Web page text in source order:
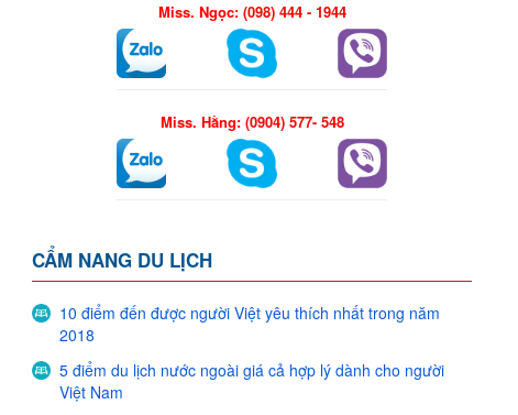
Miss. Ngọc: (098) 444 - 1944
Miss. Hằng: (0904) 577- 548
CẨM NANG DU LỊCH
10 điểm đến được người Việt yêu thích nhất trong năm
2018
5 điểm du lịch nước ngoài giá cả hợp lý dành cho người
Việt Nam